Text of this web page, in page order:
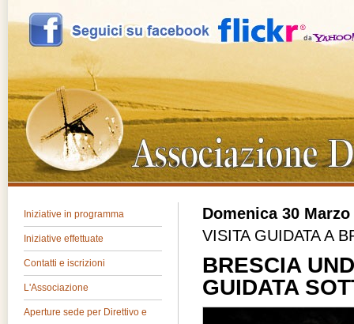
Iniziative in programma
Iniziative effettuate
Contatti e iscrizioni
L'Associazione
Aperture sede per Direttivo e
Domenica 30 Marzo
VISITA GUIDATA A
BRESCIA
GUIDATA